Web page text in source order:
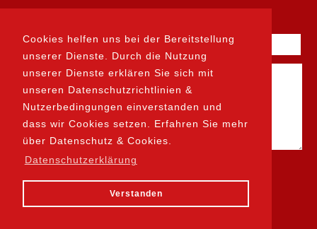
Cookies helfen uns bei der Bereitstellung
unserer Dienste. Durch die Nutzung
unserer Dienste erklären Sie sich mit
unseren Datenschutzrichtlinien &
Nutzerbedingungen einverstanden und
dass wir Cookies setzen. Erfahren Sie mehr
über Datenschutz & Cookies.
Datenschutzerklärung
Verstanden
designed by prodesign